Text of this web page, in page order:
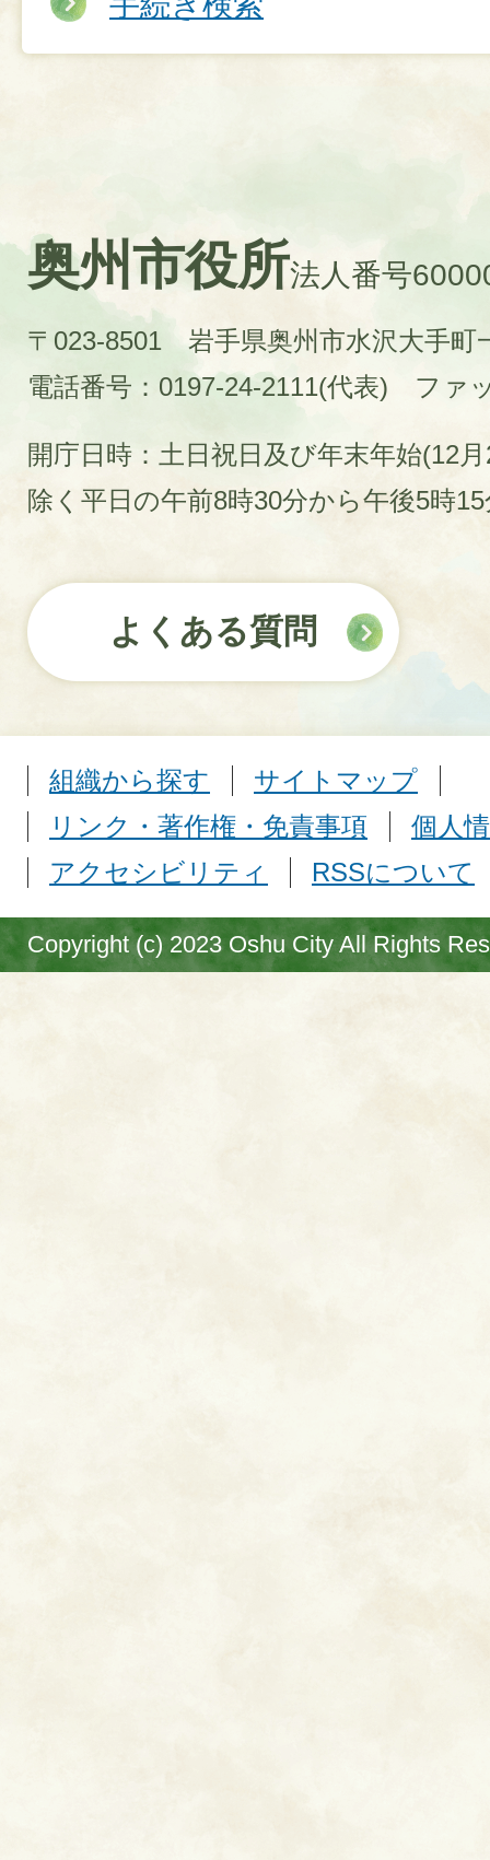
奥州市役所法人番号
〒023-8501 岩手県奥州市水沢大手町
電話番号：0197-24-2111(代表)
ファ
開庁日時：土日祝日及び年末年始(12
除く平日の午前8時30分から午後5時
よくある質問
組織から探す
サイトマップ
リンク・著作権・免責事項
個人
アクセシビリティ
RSSについて
Copyright (c) 2023 Oshu City All Rights